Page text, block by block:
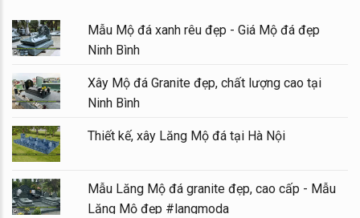
Mẫu Mộ đá xanh rêu đẹp - Giá Mộ đá đẹp
Ninh Bình
Xây Mộ đá Granite đẹp, chất lượng cao tại
Ninh Bình
Thiết kế, xây Lăng Mộ đá tại Hà Nội
Mẫu Lăng Mộ đá granite đẹp, cao cấp - Mẫu
Lăng Mộ đẹp #langmoda